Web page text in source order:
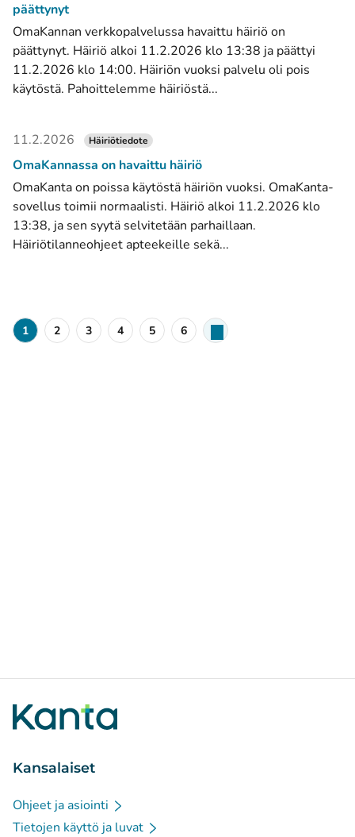
päättynyt
OmaKannan verkkopalvelussa havaittu häiriö on
päättynyt. Häiriö alkoi 11.2.2026 klo 13:38 ja päättyi
11.2.2026 klo 14:00. Häiriön vuoksi palvelu oli pois
käytöstä. Pahoittelemme häiriöstä...
11.2.2026 Häiriötiedote
OmaKannassa on havaittu häiriö
OmaKanta on poissa käytöstä häiriön vuoksi. OmaKanta-
sovellus toimii normaalisti. Häiriö alkoi 11.2.2026 klo
13:38, ja sen syytä selvitetään parhaillaan.
Häiriötilanneohjeet apteekeille sekä...
1 2 3 4 5 6
Kansalaiset
Ohjeet ja asiointi
Tietojen käyttö ja luvat